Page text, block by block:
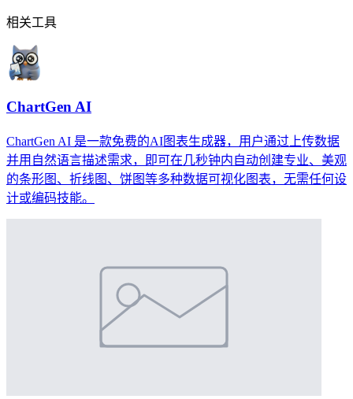
相关工具
ChartGen AI
ChartGen AI 是一款免费的AI图表生成器，用户通过上传数据
并用自然语言描述需求，即可在几秒钟内自动创建专业、美观
的条形图、折线图、饼图等多种数据可视化图表，无需任何设
计或编码技能。